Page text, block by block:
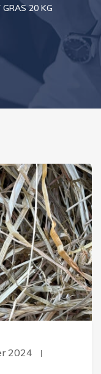
20 KG
2024